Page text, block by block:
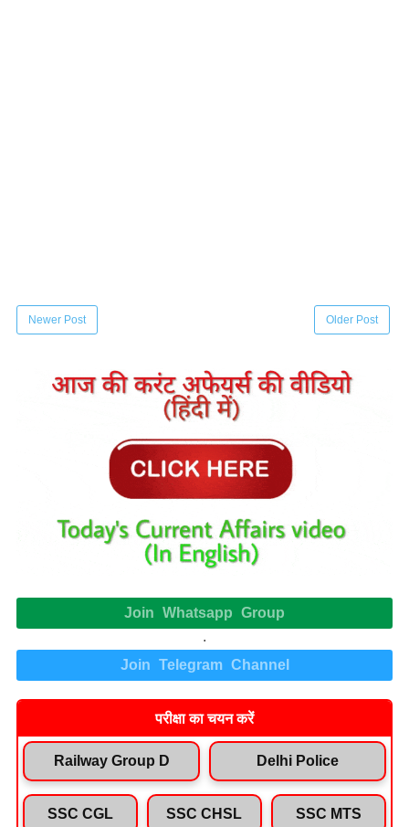
Newer Post Older Post
Join Whatsapp Group
.
Join Telegram Channel
परीक्षा का चयन करें
Railway Group D Delhi Police
SSC CGL SSC CHSL SSC MTS